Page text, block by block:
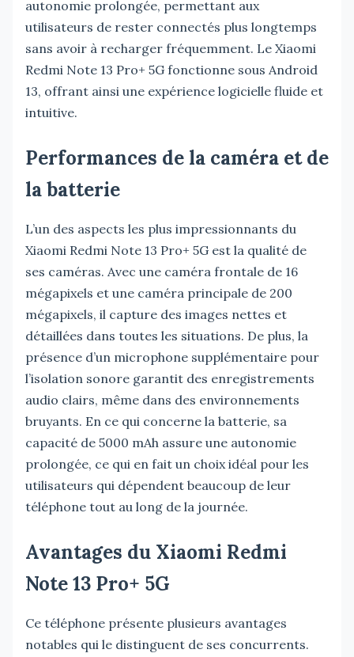
autonomie prolongée, permettant aux
utilisateurs de rester connectés plus longtemps
sans avoir à recharger fréquemment. Le Xiaomi
Redmi Note 13 Pro+ 5G fonctionne sous Android
13, offrant ainsi une expérience logicielle fluide et
intuitive.
Performances de la caméra et de
la batterie
L’un des aspects les plus impressionnants du
Xiaomi Redmi Note 13 Pro+ 5G est la qualité de
ses caméras. Avec une caméra frontale de 16
mégapixels et une caméra principale de 200
mégapixels, il capture des images nettes et
détaillées dans toutes les situations. De plus, la
présence d’un microphone supplémentaire pour
l’isolation sonore garantit des enregistrements
audio clairs, même dans des environnements
bruyants. En ce qui concerne la batterie, sa
capacité de 5000 mAh assure une autonomie
prolongée, ce qui en fait un choix idéal pour les
utilisateurs qui dépendent beaucoup de leur
téléphone tout au long de la journée.
Avantages du Xiaomi Redmi
Note 13 Pro+ 5G
Ce téléphone présente plusieurs avantages
notables qui le distinguent de ses concurrents.